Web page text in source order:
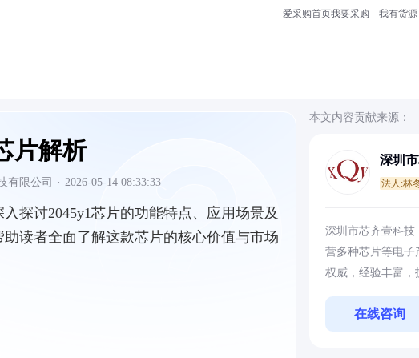
爱采购首页我要采购 我有货源
片解析
有限公司 · 2026-05-14 08:33:33
入探讨2045y1芯片的功能特点、应用场景及
助读者全面了解这款芯片的核心价值与市场
本文内容贡献来源：
深圳
法人:林
深圳市芯齐壹科技
营多种芯片等电子
权威，经验丰富，
在线咨询